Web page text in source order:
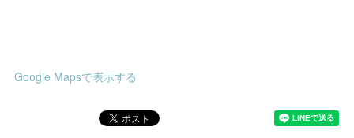
Google Mapsで表示する